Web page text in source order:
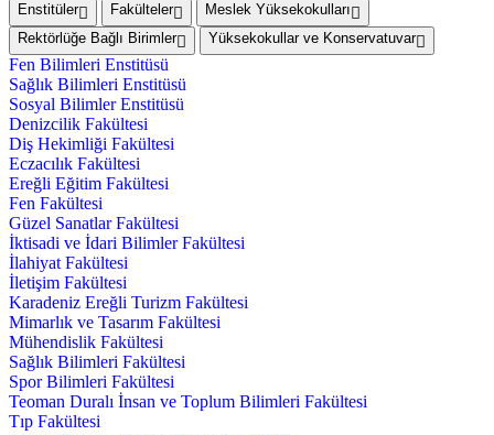
Enstitüler Fakülteler
Meslek Yüksekokulları
Rektörlüğe Bağlı Birimler
Yüksekokullar ve Konservatuvar
Fen Bilimleri Enstitüsü
Sağlık Bilimleri Enstitüsü
Sosyal Bilimler Enstitüsü
Denizcilik Fakültesi
Diş Hekimliği Fakültesi
Eczacılık Fakültesi
Ereğli Eğitim Fakültesi
Fen Fakültesi
Güzel Sanatlar Fakültesi
İktisadi ve İdari Bilimler Fakültesi
İlahiyat Fakültesi
İletişim Fakültesi
Karadeniz Ereğli Turizm Fakültesi
Mimarlık ve Tasarım Fakültesi
Mühendislik Fakültesi
Sağlık Bilimleri Fakültesi
Spor Bilimleri Fakültesi
Teoman Duralı İnsan ve Toplum Bilimleri Fakültesi
Tıp Fakültesi